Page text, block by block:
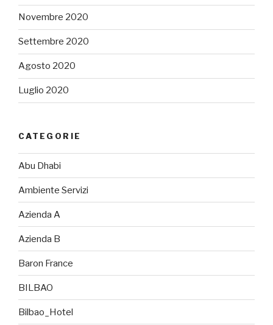
Novembre 2020
Settembre 2020
Agosto 2020
Luglio 2020
CATEGORIE
Abu Dhabi
Ambiente Servizi
Azienda A
Azienda B
Baron France
BILBAO
Bilbao_Hotel